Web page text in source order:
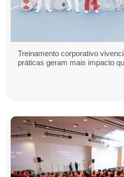
Treinamento corporativo
práticas geram mais impacto